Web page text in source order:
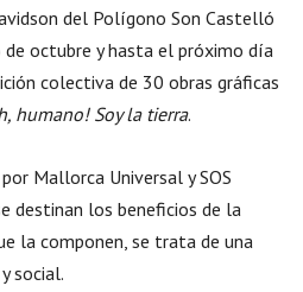
del Polígono Son Castelló
de octubre y hasta el próximo día
colectiva de 30 obras gráficas
humano! Soy la tierra.
Mallorca Universal y SOS
destinan los beneficios de la
la componen, se trata de una
social.